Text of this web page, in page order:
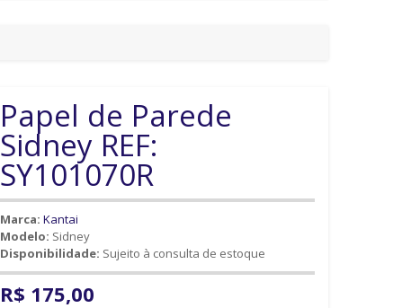
Papel de Parede
Sidney REF:
SY101070R
Marca: Kantai
Modelo: Sidney
Disponibilidade: Sujeito à consulta de estoque
R$ 175,00